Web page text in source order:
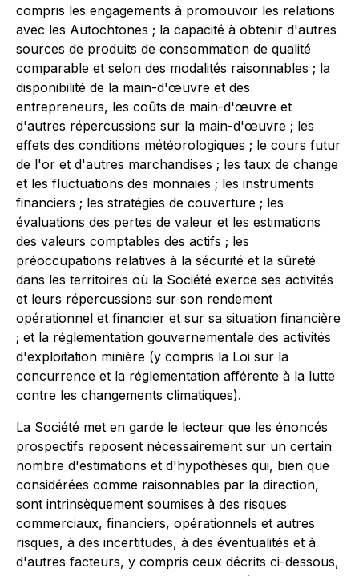
compris les engagements à promouvoir les relations
avec les Autochtones ; la capacité à obtenir d'autres
sources de produits de consommation de qualité
comparable et selon des modalités raisonnables ; la
disponibilité de la main-d'œuvre et des
entrepreneurs, les coûts de main-d'œuvre et
d'autres répercussions sur la main-d'œuvre ; les
effets des conditions météorologiques ; le cours futur
de l'or et d'autres marchandises ; les taux de change
et les fluctuations des monnaies ; les instruments
financiers ; les stratégies de couverture ; les
évaluations des pertes de valeur et les estimations
des valeurs comptables des actifs ; les
préoccupations relatives à la sécurité et la sûreté
dans les territoires où la Société exerce ses activités
et leurs répercussions sur son rendement
opérationnel et financier et sur sa situation financière
; et la réglementation gouvernementale des activités
d'exploitation minière (y compris la Loi sur la
concurrence et la réglementation afférente à la lutte
contre les changements climatiques).
La Société met en garde le lecteur que les énoncés
prospectifs reposent nécessairement sur un certain
nombre d'estimations et d'hypothèses qui, bien que
considérées comme raisonnables par la direction,
sont intrinsèquement soumises à des risques
commerciaux, financiers, opérationnels et autres
risques, à des incertitudes, à des éventualités et à
d'autres facteurs, y compris ceux décrits ci-dessous,